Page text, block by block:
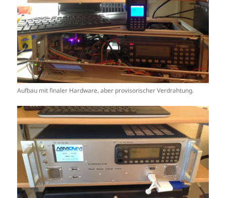
Aufbau mit finaler Hardware, aber provisorischer Verdrahtung.